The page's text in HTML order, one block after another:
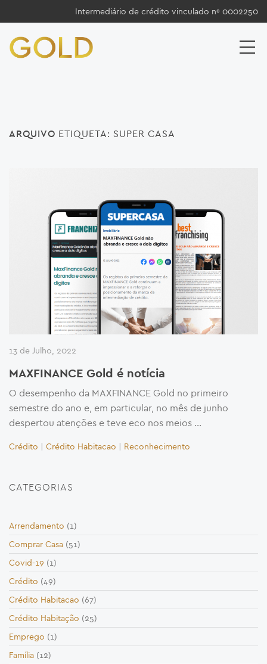
Intermediário de crédito vinculado nº 0002250
ARQUIVO ETIQUETA: SUPER CASA
13 de Julho, 2022
MAXFINANCE Gold é notícia
O desempenho da MAXFINANCE Gold no primeiro
semestre do ano e, em particular, no mês de junho
despertou atenções e teve eco nos meios …
Crédito | Crédito Habitacao | Reconhecimento
CATEGORIAS
Arrendamento (1)
Comprar Casa (51)
Covid-19 (1)
Crédito (49)
Crédito Habitacao (67)
Crédito Habitação (25)
Emprego (1)
Família (12)